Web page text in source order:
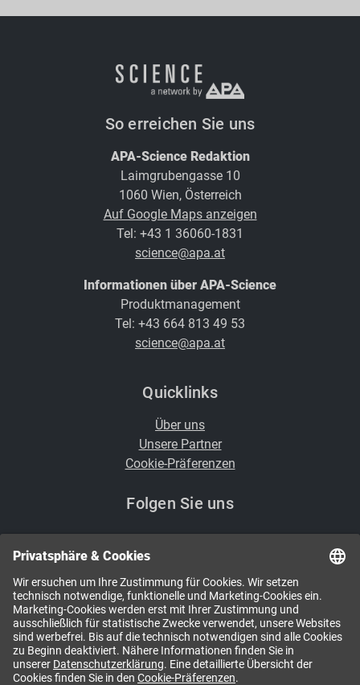
So erreichen Sie uns
APA-Science Redaktion
Laimgrubengasse 10
1060 Wien, Österreich
Auf Google Maps anzeigen
Tel: +43 1 36060-1831
science@apa.at
Informationen über APA-Science
Produktmanagement
Tel: +43 664 813 49 53
science@apa.at
Quicklinks
Über uns
Unsere Partner
Cookie-Präferenzen
Folgen Sie uns
Kennen Sie schon unsere Newsletter?
NEWSLETTER ABONNIEREN